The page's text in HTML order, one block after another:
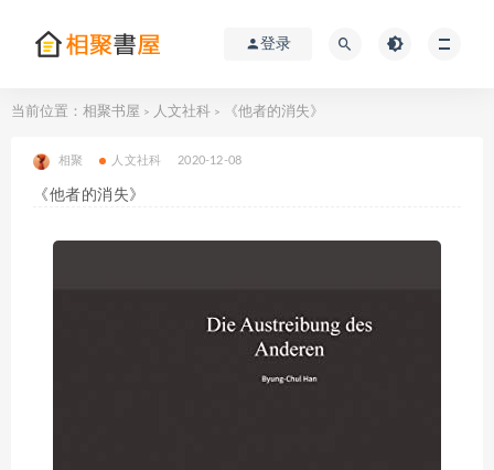
登录
当前位置： 相聚书屋 > 人文社科 > 《他者的消失》
相聚 人文社科 2020-12-08
《他者的消失》